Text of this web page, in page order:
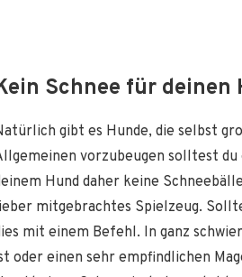
Schnee für deinen
gibt es Hunde, die selbst
vorzubeugen solltest
Hund daher keine
mitgebrachtes Spielzeug.
mit einem Befehl. In ganz
oder einen sehr empfindlichen